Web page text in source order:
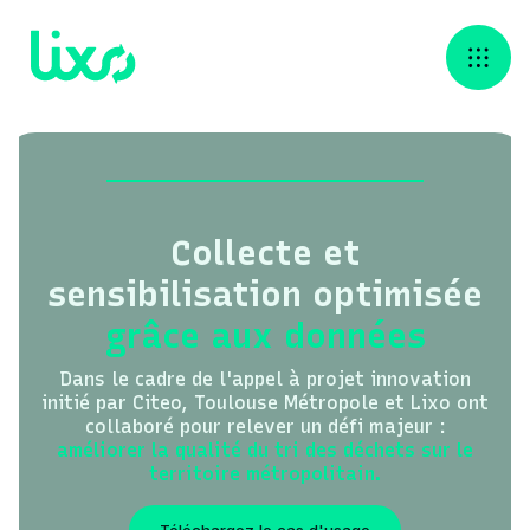
Collecte et
sensibilisation optimisée
grâce aux données
Dans le cadre de l'appel à projet innovation
initié par Citeo, Toulouse Métropole et Lixo ont
collaboré pour relever un défi majeur :
améliorer la qualité du tri des déchets sur le
territoire métropolitain.